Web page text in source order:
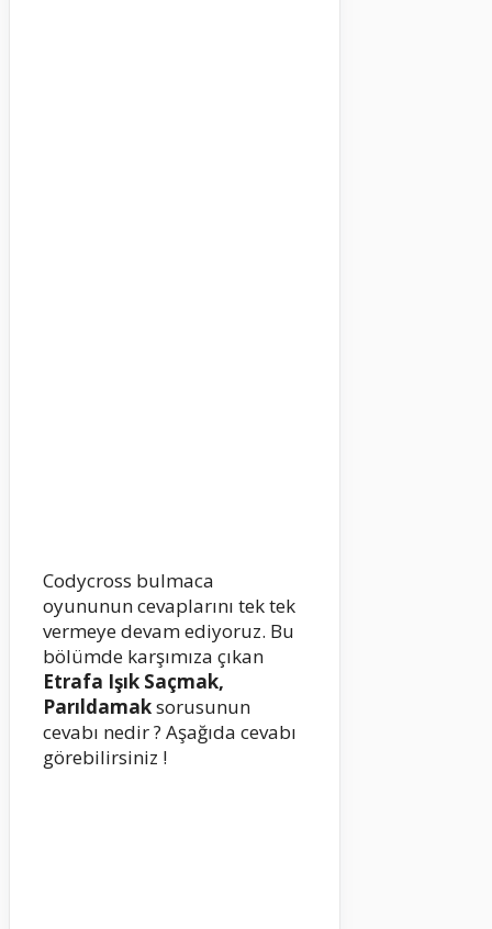
Codycross bulmaca
oyununun cevaplarını tek tek
vermeye devam ediyoruz. Bu
bölümde karşımıza çıkan
Etrafa Işık Saçmak,
Parıldamaksorusunun
cevabı nedir ? Aşağıda cevabı
görebilirsiniz !